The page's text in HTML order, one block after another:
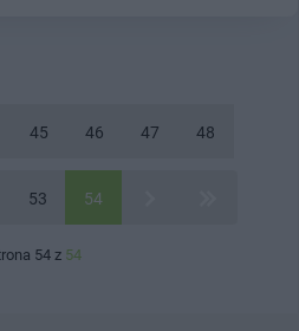
45 46 47 48
53 54
54 z 54